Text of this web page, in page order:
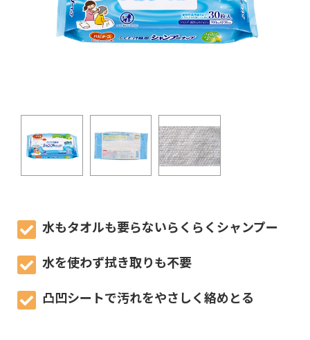
水もタオルも要らないらくらくシャンプー
水を使わず拭き取りも不要
凸凹シートで汚れをやさしく絡めとる